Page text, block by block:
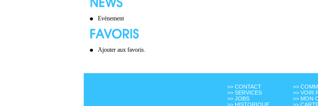
Evènement
Ajouter aux favoris.
>> CONTACT
>> SERVICES
>> JOBS
>> HISTORIQUE
>>
>> VOIR
>> MON
>>